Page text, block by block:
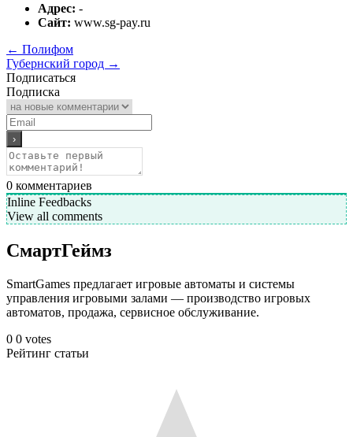
Адрес: -
Сайт: www.sg-pay.ru
← Полифом
Губернский город →
Подписаться
Подписка
0 комментариев
Inline Feedbacks
View all comments
СмартГеймз
SmartGames предлагает игровые автоматы и системы
управления игровыми залами — производство игровых
автоматов, продажа, сервисное обслуживание.
0 0 votes
Рейтинг статьи